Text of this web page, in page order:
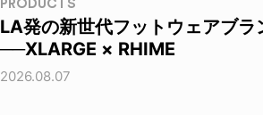
PRODUCTS
LA発の新世代フットウェアブラ
──XLARGE × RHIME
2026.08.07